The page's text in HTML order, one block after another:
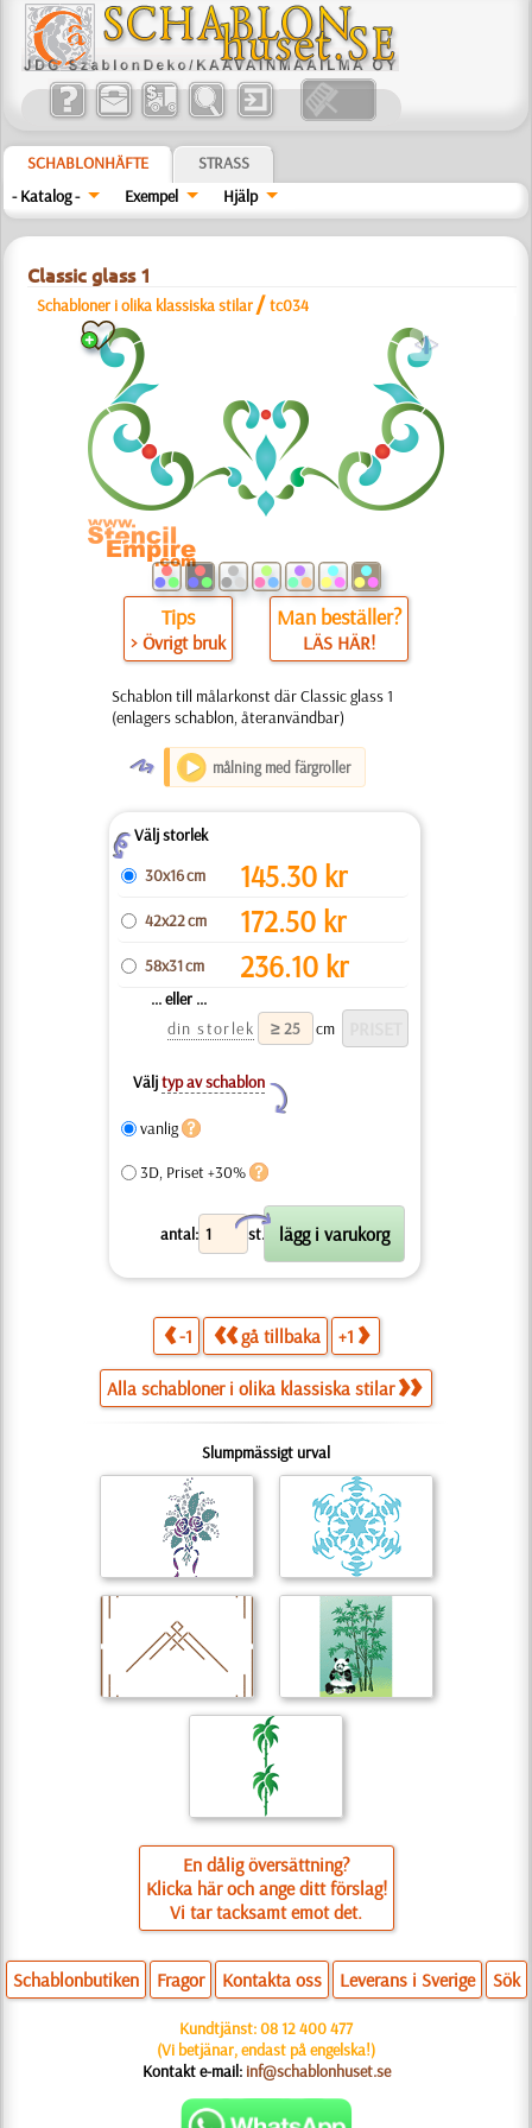
SCHABLONHÄFTE
STRASS
- Katalog -
Exempel Hjälp
Classic glass 1
Schabloner i olika klassiska stilar /tc034
a
Tips
> Övrigt bruk
Man beställer?
LÄS HÄR!
Schablon till målarkonst där Classic glass 1
(enlagers schablon, återanvändbar)
O målning med färgroller
ZVälj storlek
30x16 cm
145.30 kr
42x22 cm 172.50 kr
58x31 cm 236.10 kr
... eller ...
din storlek
cm
Väljtyp av schablon
Y
vanlig
3D, Priset +30%
antal: st.
X
-1 gå tillbaka +1
Alla schabloner i olika klassiska stilar
Slumpmässigt urval
En dålig översättning?
Klicka här och ange ditt förslag!
Vi tar tacksamt emot det.
Schablonbutiken Fragor Kontakta oss Leverans i Sverige Sök
Kundtjänst:08 12 400 477
(Vi betjänar, endast på engelska!)
Kontakt e-mail: inf@schablonhuset.se